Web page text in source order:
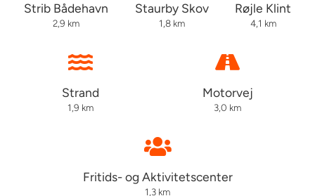
Strib Bådehavn
2,9 km
Staurby Skov
1,8 km
Røjle Klint
4,1 km
Strand
1,9 km
Motorvej
3,0 km
Fritids- og Aktivitetscenter
1,3 km